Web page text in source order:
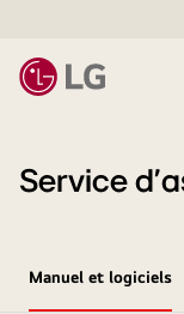
Service
Manuel et logiciels